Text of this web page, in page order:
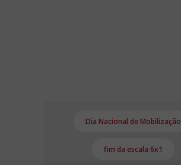
Dia Nacional de Mobilização
fim da escala 6x1